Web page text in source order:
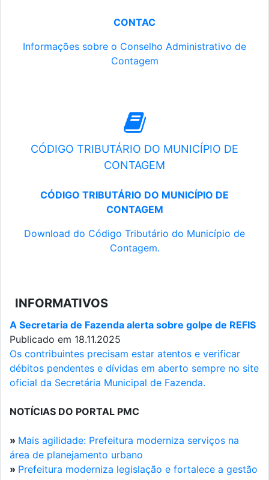
CONTAC
Informações sobre o Conselho Administrativo de
Contagem
CÓDIGO TRIBUTÁRIO DO MUNICÍPIO DE
CONTAGEM
CÓDIGO TRIBUTÁRIO DO MUNICÍPIO DE
CONTAGEM
Download do Código Tributário do Município de
Contagem.
INFORMATIVOS
A Secretaria de Fazenda alerta sobre golpe de REFIS
Publicado em 18.11.2025
Os contribuintes precisam estar atentos e verificar
débitos pendentes e dívidas em aberto sempre no site
oficial da Secretária Municipal de Fazenda.
NOTÍCIAS DO PORTAL PMC
» Mais agilidade: Prefeitura moderniza serviços na
área de planejamento urbano
» Prefeitura moderniza legislação e fortalece a gestão